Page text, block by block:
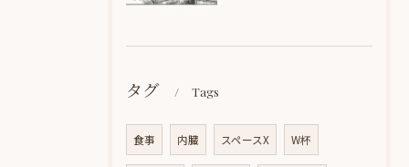
タグ Tags
食事 内臓 スペースX W杯